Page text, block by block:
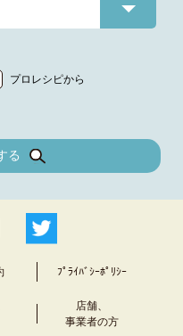
プロレシピから
る
ﾌﾟﾗｲﾊﾞｼｰﾎﾟﾘｼｰ
店舗、
事業者の方